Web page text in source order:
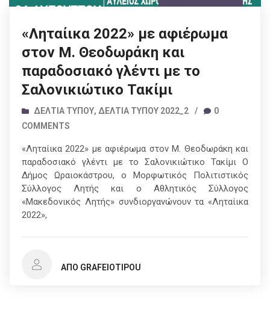
«Ληταίικα 2022» με αφιέρωμα
στον Μ. Θεοδωράκη και
παραδοσιακό γλέντι με το
Σαλονικιώτικο Τακίμι
ΔΕΛΤΊΑ ΤΎΠΟΥ, ΔΕΛΤΊΑ ΤΎΠΟΥ 2022_2 /
0
COMMENTS
«Ληταίικα 2022» με αφιέρωμα στον Μ. Θεοδωράκη και
παραδοσιακό γλέντι με το Σαλονικιώτικο Τακίμι Ο
Δήμος Ωραιοκάστρου, ο Μορφωτικός Πολιτιστικός
Σύλλογος Λητής και ο Αθλητικός Σύλλογος
«Μακεδονικός Λητής» συνδιοργανώνουν τα «Ληταίικα
2022»,
ΑΠΌ GRAFEIOTIPOU